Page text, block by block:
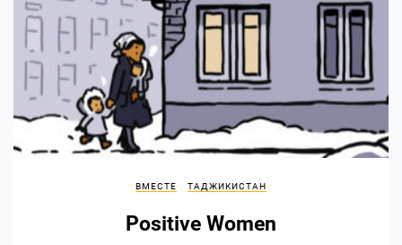
ВМЕСТЕ ТАДЖИКИСТАН
Positive Women